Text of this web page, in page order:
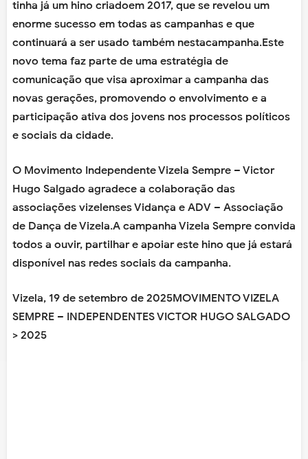
tinha já um hino criadoem 2017, que se revelou um
enorme sucesso em todas as campanhas e que
continuará a ser usado também nestacampanha.Este
novo tema faz parte de uma estratégia de
comunicação que visa aproximar a campanha das
novas gerações, promovendo o envolvimento e a
participação ativa dos jovens nos processos políticos
e sociais da cidade.
O Movimento Independente Vizela Sempre – Victor
Hugo Salgado agradece a colaboração das
associações vizelenses Vidança e ADV – Associação
de Dança de Vizela.A campanha Vizela Sempre convida
todos a ouvir, partilhar e apoiar este hino que já estará
disponível nas redes sociais da campanha.
Vizela, 19 de setembro de 2025MOVIMENTO VIZELA
SEMPRE – INDEPENDENTES VICTOR HUGO SALGADO
> 2025